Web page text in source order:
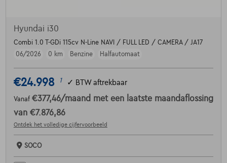
Hyundai i30
Combi 1.0 T-GDi 115cv N-Line NAVI / FULL LED / CAMERA / JA17
06/2026
0 km Benzine Halfautomaat
€24.998 1 ✓ BTW aftrekbaar
Vanaf €377,46/maand met een laatste maandaflossing
van €7.876,86
Ontdek het volledige cijfervoorbeeld
SOCO